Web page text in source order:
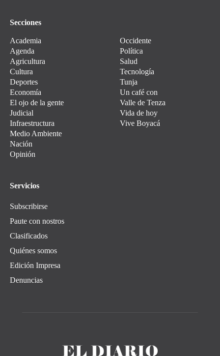
Secciones
Academia
Agenda
Agricultura
Cultura
Deportes
Economía
El ojo de la gente
Judicial
Infraestructura
Medio Ambiente
Nación
Opinión
Occidente
Política
Salud
Tecnología
Tunja
Un café con
Valle de Tenza
Vida de hoy
Vive Boyacá
Servicios
Subscribirse
Paute con nostros
Clasificados
Quiénes somos
Edición Impresa
Denuncias